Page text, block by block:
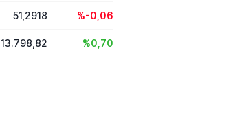
51,2918 %-0,06
13.798,82 %0,70